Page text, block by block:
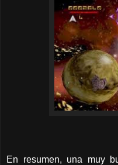
En resumen, una muy